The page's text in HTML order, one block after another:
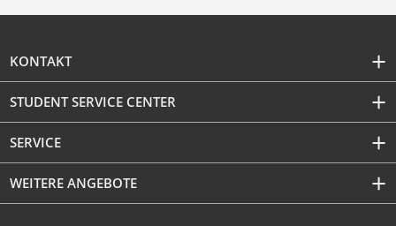
KONTAKT
STUDENT SERVICE CENTER
SERVICE
WEITERE ANGEBOTE